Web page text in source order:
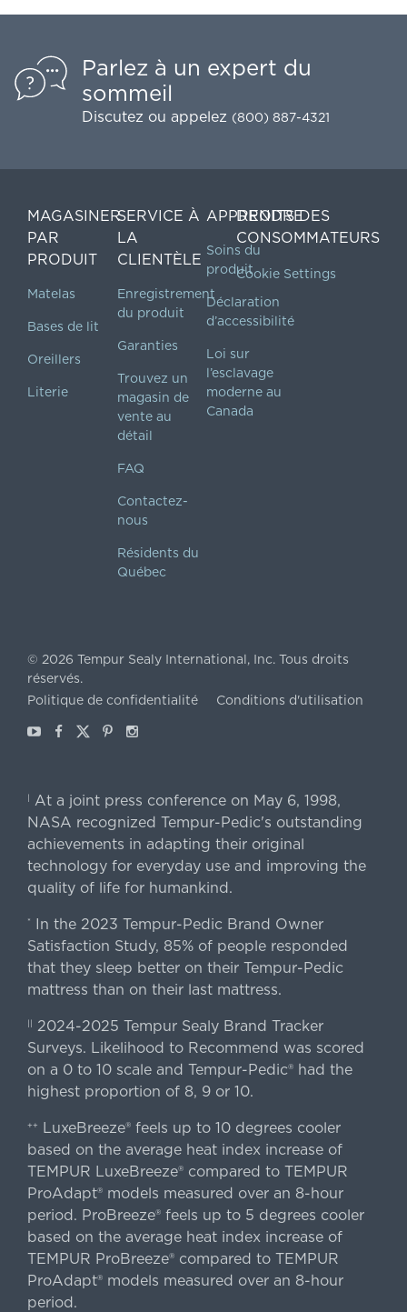
Parlez à un expert du
sommeil
Discutez ou appelez (800) 887-4321
MAGASINER
PAR
PRODUIT
Matelas
Bases de lit
Oreillers
Literie
SERVICE À
LA
CLIENTÈLE
Enregistrement
du produit
Garanties
Trouvez un
magasin de
vente au
détail
FAQ
Contactez-
nous
Résidents du
Québec
APPRENDRE
Soins du
produit
Déclaration
d’accessibilité
Loi sur
l’esclavage
moderne au
Canada
DROITS DES
CONSOMMATEURS
Cookie Settings
© 2026 Tempur Sealy International, Inc. Tous droits
réservés.
Politique de confidentialité
Conditions d'utilisation
YoutubeFacebook
X Pinterest
Instagram
| At a joint press conference on May 6, 1998,
NASA recognized Tempur-Pedic's outstanding
achievements in adapting their original
technology for everyday use and improving the
quality of life for humankind.
*
In the 2023 Tempur-Pedic Brand Owner
Satisfaction Study, 85% of people responded
that they sleep better on their Tempur-Pedic
mattress than on their last mattress.
|| 2024-2025 Tempur Sealy Brand Tracker
Surveys. Likelihood to Recommend was scored
on a 0 to 10 scale and Tempur-Pedic® had the
highest proportion of 8, 9 or 10.
++
LuxeBreeze® feels up to 10 degrees cooler
based on the average heat index increase of
TEMPUR LuxeBreeze® compared to TEMPUR
ProAdapt® models measured over an 8-hour
period. ProBreeze® feels up to 5 degrees cooler
based on the average heat index increase of
TEMPUR ProBreeze® compared to TEMPUR
ProAdapt® models measured over an 8-hour
period.